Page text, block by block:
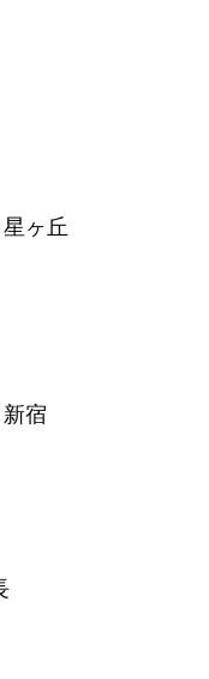
ヶ丘
宿